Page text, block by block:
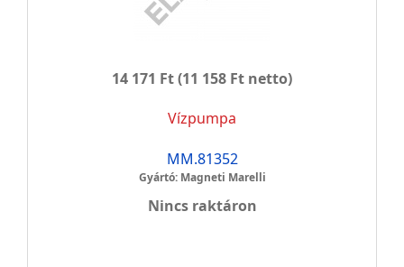
14 171 Ft(11 158 Ft netto)
Vízpumpa
MM.81352
Gyártó: Magneti Marelli
Nincs raktáron